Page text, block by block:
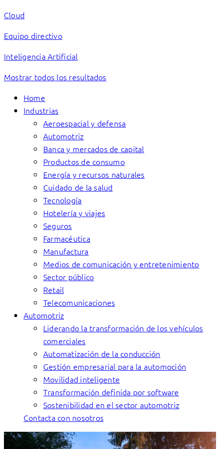
Cloud
Equipo directivo
Inteligencia Artificial
Mostrar todos los resultados
Home
Industrias
Aeroespacial y defensa
Automotriz
Banca y mercados de capital
Productos de consumo
Energía y recursos naturales
Cuidado de la salud
Tecnología
Hotelería y viajes
Seguros
Farmacéutica
Manufactura
Medios de comunicación y entretenimiento
Sector público
Retail
Telecomunicaciones
Automotriz
Liderando la transformación de los vehículos
comerciales
Automatización de la conducción
Gestión empresarial para la automoción
Movilidad inteligente
Transformación definida por software
Sostenibilidad en el sector automotriz
Contacta con nosotros